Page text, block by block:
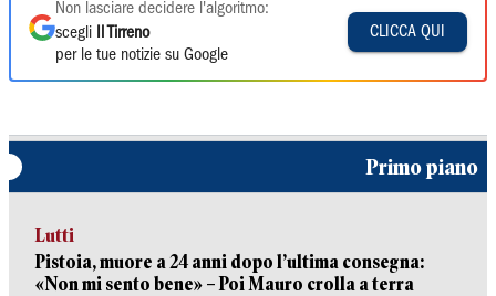
Non lasciare decidere l'algoritmo:
scegli
Il Tirreno
per le tue notizie su Google
CLICCA QUI
Primo piano
Lutti
Pistoia, muore a 24 anni dopo l’ultima consegna:
«Non mi sento bene» – Poi Mauro crolla a terra